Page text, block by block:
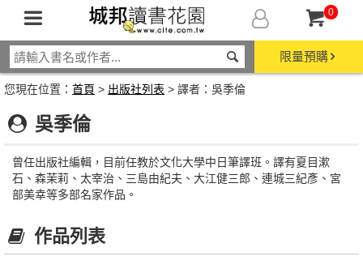
0
限量預購
您現在位置： 首頁 > 出版社列表 > 譯者：吳季倫
吳季倫
曾任出版社編輯，目前任教於文化大學中日筆譯班。譯有夏目漱
石、森茉莉、太宰治、三島由紀夫、大江健三郎、連城三紀彥、宮
部美幸等多部名家作品。
作品列表